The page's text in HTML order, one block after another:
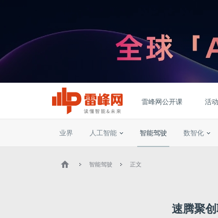
雷峰网公开课 活
业界 人工智能 智能驾驶 数智化
智能驾驶 正文
速腾聚